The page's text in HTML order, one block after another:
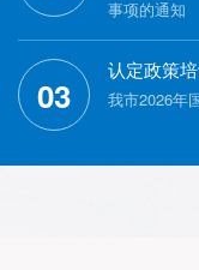
事项的通知
03
认定政策
上培训会
我市2026年